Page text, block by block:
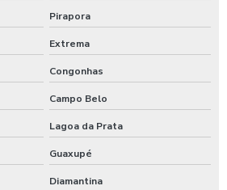
automotiva
Pirapora
Extrema
Congonhas
Campo Belo
Lagoa da Prata
Guaxupé
Diamantina